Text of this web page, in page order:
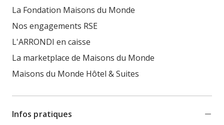
La Fondation Maisons du Monde
Nos engagements RSE
L'ARRONDI en caisse
La marketplace de Maisons du Monde
Maisons du Monde Hôtel & Suites
Infos pratiques